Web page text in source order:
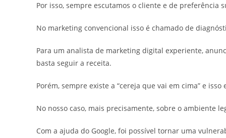
Por isso, sempre escutamos o cliente e de preferência
No marketing convencional isso é chamado de
Para um analista de marketing digital experiente,
basta seguir a receita.
Porém, sempre existe a “cereja que vai em cima” e isso
No nosso caso, mais precisamente, sobre o ambiente
Com a ajuda do Google, foi possível tornar uma